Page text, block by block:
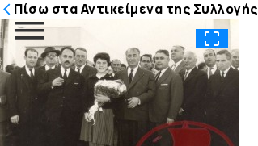
Μετάβαση
στο
περιεχόμενο
Πίσω στα Αντικείμενα της Συλλογής